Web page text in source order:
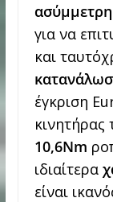
για να
και
έγκριση
κινητήρας
10,6Νm
ιδιαίτερα
είναι